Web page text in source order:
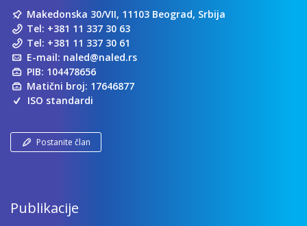
Makedonska 30/VII, 11103 Beograd, Srbija
Tel: +381 11 337 30 63
Tel: +381 11 337 30 61
E-mail: naled@naled.rs
PIB: 104478656
Matični broj: 17646877
ISO standardi
Postanite član
Publikacije